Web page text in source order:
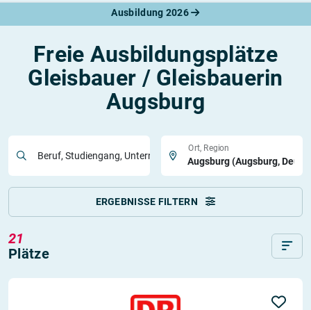
Ausbildung 2026
Freie Ausbildungsplätze
Gleisbauer / Gleisbauerin
Augsburg
Beruf, Studiengang, Unternehmen
Ort, Region
ERGEBNISSE FILTERN
21
Plätze